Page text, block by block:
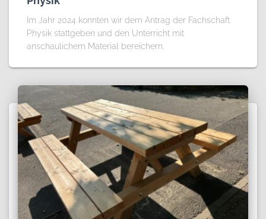
Im Jahr 2024 konnten wir dem Antrag der Fachschaft
Physik stattgeben und den Unterricht mit
anschaulichem Material bereichern.